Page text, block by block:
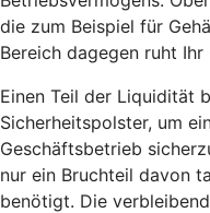
die zum Beispiel für
Bereich dagegen ruht
Einen Teil der Liquidität
Sicherheitspolster, um
Geschäftsbetrieb
nur ein Bruchteil davon
benötigt. Die